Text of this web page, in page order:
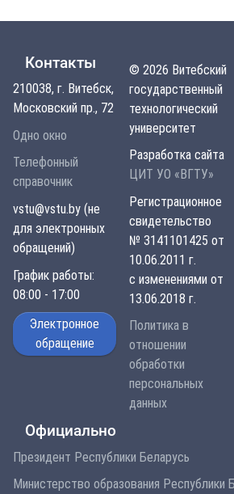
Контакты
210038, г. Витебск,
Московский пр., 72
Одно окно
Телефонный
справочник
vstu@vstu.by (не
для электронных
обращений)
График работы:
08:00 - 17:00
Электронное
обращение
© 2026 Витебский
государственный
технологический
университет
Разработка сайта
ЦИТ УО «ВГТУ»
Регистрационное
свидетельство
№ 3141101425 от
10.06.2011 г.
с изменениями от
13.06.2018 г.
Политика в
отношении
обработки
персональных
данных
Официально
Президент Республики Беларусь
Министерство образования Республики